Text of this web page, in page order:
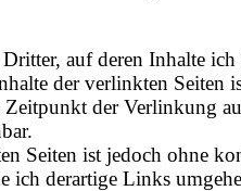
auf deren Inhalte
der verlinkten Seiten
der Verlinkung
Seiten ist jedoch ohne
ich derartige Links